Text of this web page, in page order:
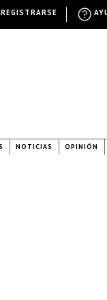
NOTICIAS OPINIÓN